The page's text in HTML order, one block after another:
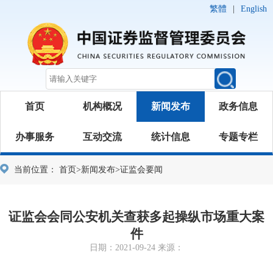
繁體 English
首页 机构概况 新闻发布 政务信息
办事服务 互动交流 统计信息 专题专栏
当前位置： 首页>新闻发布>证监会要闻
证监会会同公安机关查获多起操纵市场重大案
件
日期：2021-09-24 来源：